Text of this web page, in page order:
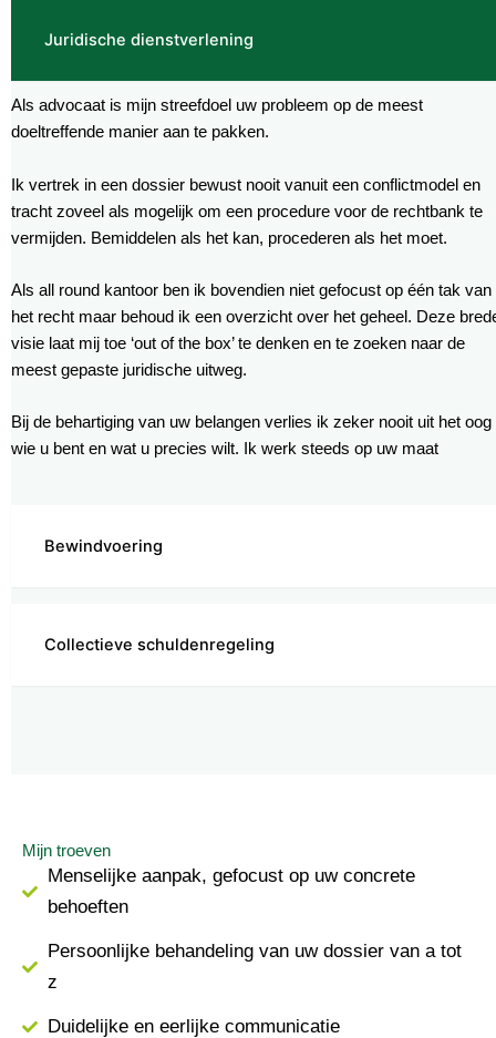
Juridische dienstverlening
Bewindvoering
Collectieve schuldenregeling
Als advocaat is mijn streefdoel uw probleem op de meest
doeltreffende manier aan te pakken.
Ik vertrek in een dossier bewust nooit vanuit een conflictmodel en
tracht zoveel als mogelijk om een procedure voor de rechtbank te
vermijden. Bemiddelen als het kan, procederen als het moet.
Als all round kantoor ben ik bovendien niet gefocust op één tak van
het recht maar behoud ik een overzicht over het geheel. Deze
visie laat mij toe ‘out of the box’ te denken en te zoeken naar de
meest gepaste juridische uitweg.
Bij de behartiging van uw belangen verlies ik zeker nooit uit het oog
wie u bent en wat u precies wilt. Ik werk steeds op uw maat
Mijn troeven
Menselijke aanpak, gefocust op uw concrete
behoeften
Persoonlijke behandeling van uw dossier van a tot
z
Duidelijke en eerlijke communicatie